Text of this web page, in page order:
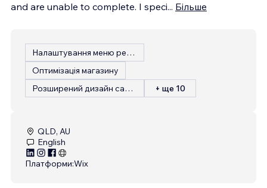
and are unable to complete. I speci... Більше
Налаштування меню ресторану
Оптимізація магазину
Розширений дизайн сайту
+ ще 10
QLD, AU
English
Платформи:Wix